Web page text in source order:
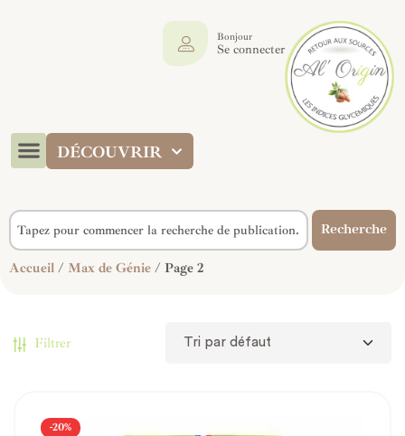
DÉCOUVRIR
Bonjour
Se connecter
Recherche
Accueil / Max de Génie / Page 2
Filtrer
-20%